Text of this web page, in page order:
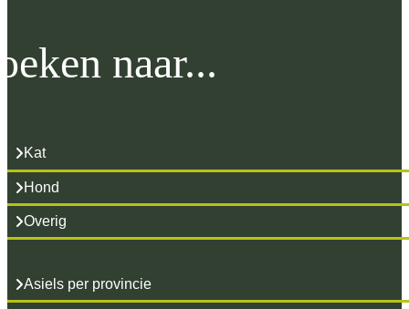
naar...
Kat
Hond
Overig
Asiels per provincie